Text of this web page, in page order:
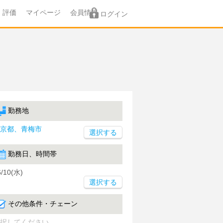
評価 マイページ 会員情報 ログイン
勤務地
都、青梅市
勤務日、時間帯
10(水)
選択する
その他条件・チェーン